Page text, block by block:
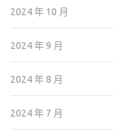
2024 年 10 月
2024 年 9 月
2024 年 8 月
2024 年 7 月